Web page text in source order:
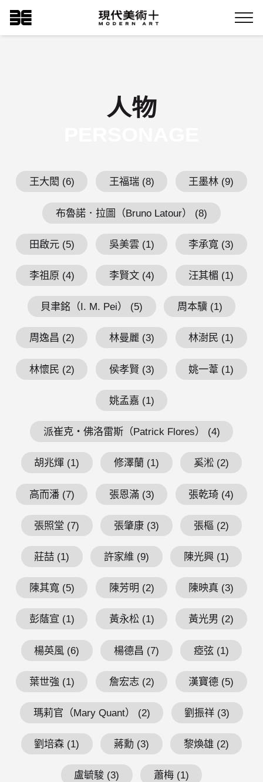
到
主
現代美術+Logo
Menu
人物
王大閎 (6) 王福瑞 (8) 王墨林 (9)
布魯諾．拉圖（Bruno Latour） (8)
田啟元 (5) 吳美雲 (1) 李承寬 (3)
李祖原 (4) 李賢文 (4) 汪其楣 (1)
貝聿銘（I. M. Pei） (5) 周本驥 (1)
周逸昌 (2) 林曼麗 (3) 林澍民 (1)
林懷民 (2) 侯孝賢 (3) 姚一葦 (1)
姚孟嘉 (1)
派崔克・佛洛雷斯（Patrick Flores） (4)
胡兆煇 (1) 修澤蘭 (1) 奚淞 (2)
高而潘 (7) 張恩滿 (3) 張乾琦 (4)
張照堂 (7) 張肇康 (3) 張樞 (2)
莊喆 (1) 許家維 (9) 陳光興 (1)
陳其寬 (5) 陳芳明 (2) 陳映真 (3)
彭蔭宣 (1) 黃永松 (1) 黃光男 (2)
楊英風 (6) 楊德昌 (7) 瘂弦 (1)
葉世強 (1) 詹宏志 (2) 漢寶德 (5)
瑪莉官（Mary Quant） (2) 劉振祥 (3)
劉培森 (1) 蔣勳 (3) 黎煥雄 (2)
盧毓駿 (3) 蕭梅 (1)